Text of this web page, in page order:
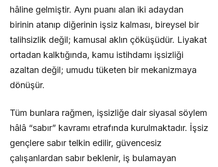
hâline gelmiştir. Aynı puanı alan iki adaydan
birinin atanıp diğerinin işsiz kalması, bireysel bir
talihsizlik değil; kamusal aklın çöküşüdür. Liyakat
ortadan kalktığında, kamu istihdamı işsizliği
azaltan değil; umudu tüketen bir mekanizmaya
dönüşür.
Tüm bunlara rağmen, işsizliğe dair siyasal söylem
hâlâ “sabır” kavramı etrafında kurulmaktadır. İşsiz
gençlere sabır telkin edilir, güvencesiz
çalışanlardan sabır beklenir, iş bulamayan